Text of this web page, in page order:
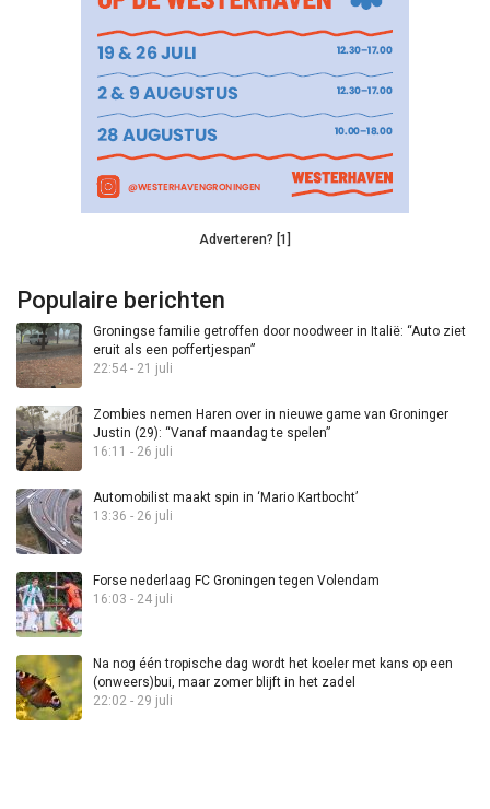
Adverteren? [1]
Populaire berichten
Groningse familie getroffen door noodweer in Italië: “Auto ziet
eruit als een poffertjespan”
22:54 - 21 juli
Zombies nemen Haren over in nieuwe game van Groninger
Justin (29): “Vanaf maandag te spelen”
16:11 - 26 juli
Automobilist maakt spin in ‘Mario Kartbocht’
13:36 - 26 juli
Forse nederlaag FC Groningen tegen Volendam
16:03 - 24 juli
Na nog één tropische dag wordt het koeler met kans op een
(onweers)bui, maar zomer blijft in het zadel
22:02 - 29 juli